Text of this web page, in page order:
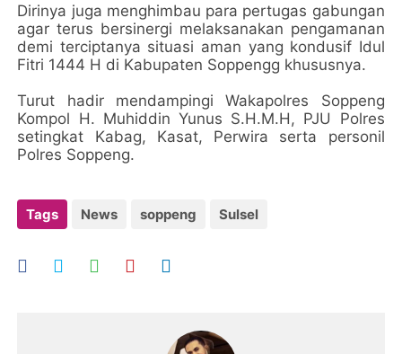
Dirinya juga menghimbau para pertugas gabungan
agar terus bersinergi melaksanakan pengamanan
demi terciptanya situasi aman yang kondusif Idul
Fitri 1444 H di Kabupaten Soppengg khususnya.
Turut hadir mendampingi Wakapolres Soppeng
Kompol H. Muhiddin Yunus S.H.M.H, PJU Polres
setingkat Kabag, Kasat, Perwira serta personil
Polres Soppeng.
Tags News soppeng Sulsel